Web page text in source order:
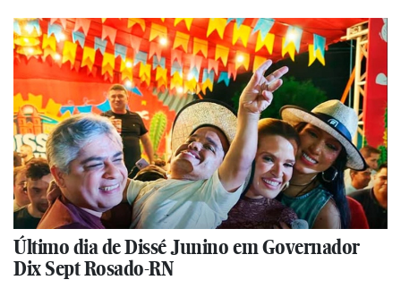
Último dia de Dissé Junino em Governador
Dix Sept Rosado-RN